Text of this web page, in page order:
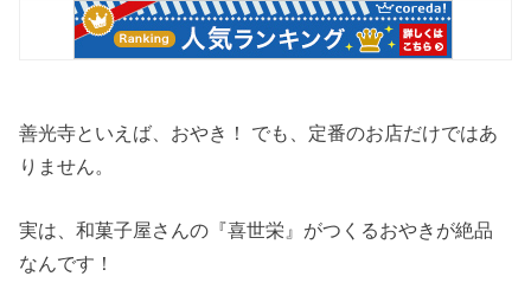
善光寺といえば、おやき！ でも、定番のお店だけではあ
りません。
実は、和菓子屋さんの『喜世栄』がつくるおやきが絶品
なんです！